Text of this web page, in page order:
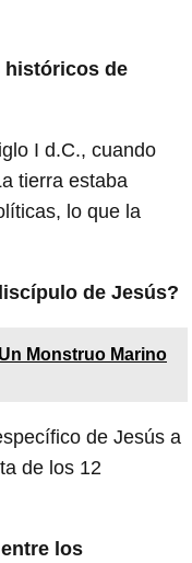
históricos de
I d.C., cuando
tierra estaba
lo que la
de Jesús?
Monstruo Marino
de Jesús a
de los 12
los